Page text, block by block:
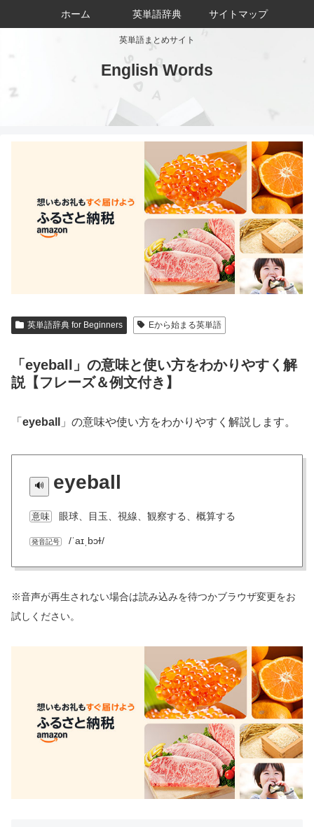
英単語まとめサイト
English Words
ホーム 英単語辞典 サイトマップ
英単語辞典 for Beginners Eから始まる英単語
「eyeball」の意味と使い方をわかりやすく解
説【フレーズ＆例文付き】
「 eyeball 」の意味や使い方をわかりやすく解説します。
eyeball
意味 眼球、目玉、視線、観察する、概算する
発音記号 /ˈaɪˌbɔɫ/
※音声が再生されない場合は読み込みを待つかブラウザ変更をお
試しください。